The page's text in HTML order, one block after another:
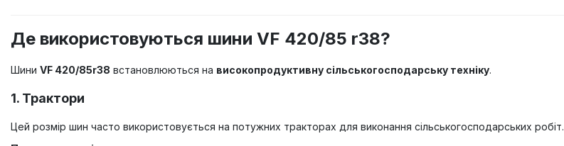
Де використовуються шини VF 420/85 r38?
Шини VF 420/85r38 встановлюються на високопродуктивну сільськогосподарську техніку.
1. Трактори
Цей розмір шин часто використовується на потужних тракторах для виконання сільськогосподарських робіт.